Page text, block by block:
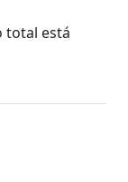
total está